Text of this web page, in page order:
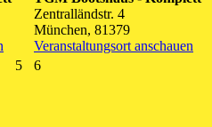
Zentralländstr. 4
München, 81379
Veranstaltungsort anschauen
55.
66.